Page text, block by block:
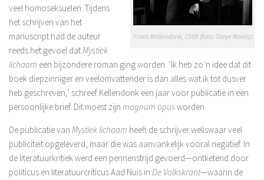
Frans Kellendonk, 1989 (foto: Steye Raviez)
veel homoseksuelen. Tijdens
het schrijven van het
manuscript had de auteur
reeds het gevoel datMystiek
lichaam een bijzondere roman ging worden. ‘Ik heb zo’n idee dat dit
boek diepzinniger en veelomvattender is dan alles wat ik tot dusver
heb geschreven,’ schreef Kellendonk een jaar voor publicatie in een
persoonlijke brief. Dit moest zijn magnum opus worden.
De publicatie van Mystiek lichaam heeft de schrijver weliswaar veel
publiciteit opgeleverd, maar die was aanvankelijk vooral negatief. In
de literatuurkritiek werd een pennenstrijd gevoerd—ontketend door
politicus en literatuurcriticus Aad Nuis in De Volkskrant—waarin de